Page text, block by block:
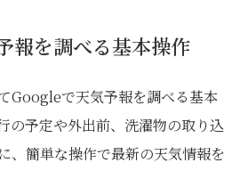
報を調べる基本操作
Googleで天気予報を調べる基本
の予定や外出前、洗濯物の取り込
、簡単な操作で最新の天気情報を